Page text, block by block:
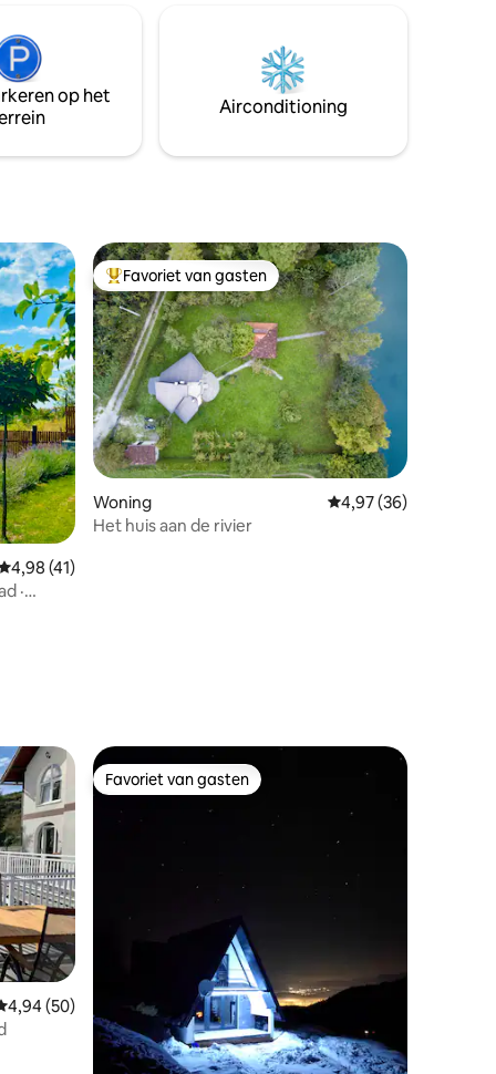
Je
de
eigen
(Alifakovac), zodat je een geweldig
Trebević. Op verzoek kunnen we je
ophalen van de luchthaven voor € 25.
op het
Airconditioning
beoordeling van 4,98 op 5, 41 recensies
4,98 (41)
·
Topfavoriet van gasten
Favoriet van gasten
Woning Gemiddelde
4,97 (36)
Het huis aan de rivier
beoordeling van 4,94 op 5, 50 recensies
4,94 (50)
Favoriet van gasten
Favoriet van gasten